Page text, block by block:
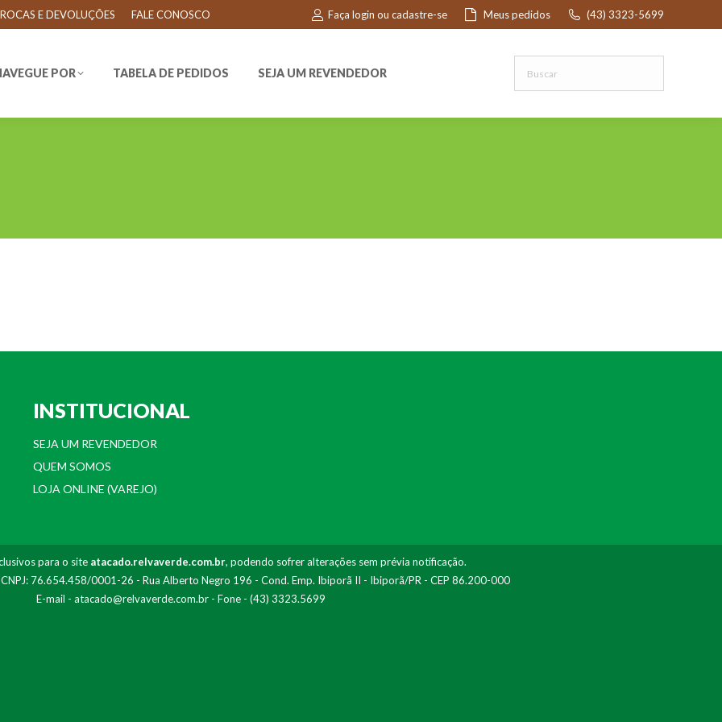
E DEVOLUÇÕES FALE CONOSCO Faça login ou cadastre-se Meus pedidos (43) 3323-5699
POR TABELA DE PEDIDOS SEJA UM REVENDEDOR
INSTITUCIONAL
SEJA UM REVENDEDOR
QUEM SOMOS
LOJA ONLINE (VAREJO)
para o site atacado.relvaverde.com.br, podendo sofrer alterações sem prévia notificação.
CNPJ: 76.654.458/0001-26 - Rua Alberto Negro 196 - Cond. Emp. Ibiporã II - Ibiporã/PR - CEP 86.200-000
E-mail - atacado@relvaverde.com.br- Fone - (43) 3323.5699
POR TABELA DE PEDIDOS SEJA UM REVENDEDOR